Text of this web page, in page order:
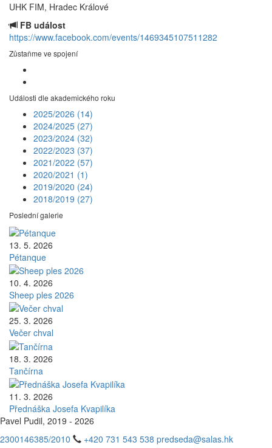
UHK FIM, Hradec Králové
FB událost
https://www.facebook.com/events/1469345107511282
Zůstaňme ve spojení
Události dle akademického roku
2025/2026 (14)
2024/2025 (27)
2023/2024 (32)
2022/2023 (37)
2021/2022 (57)
2020/2021 (1)
2019/2020 (24)
2018/2019 (27)
Poslední galerie
13. 5. 2026
Pétanque
10. 4. 2026
Sheep ples 2026
25. 3. 2026
Večer chval
18. 3. 2026
Tančírna
11. 3. 2026
Přednáška Josefa Kvapilíka
Pavel Pudil, 2019 - 2026
2300146385/2010
+420 731 543 538 predseda@salas.hk